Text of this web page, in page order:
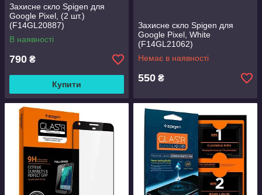
Захисне скло Spigen для
Google Pixel, (2 шт.)
(F14GL20887)
В наявності
790 ₴
Купити
Захисне скло Spigen для
Google Pixel, White
(F14GL21062)
Немає в наявності
550 ₴